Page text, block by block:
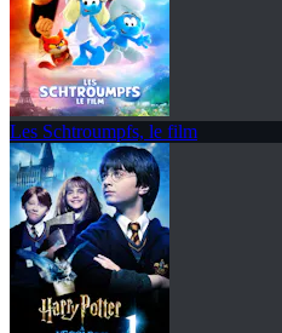
Les Schtroumpfs, le film